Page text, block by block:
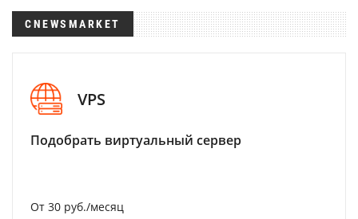
CNEWSMARKET
VPS
Подобрать виртуальный сервер
От 30 руб./месяц